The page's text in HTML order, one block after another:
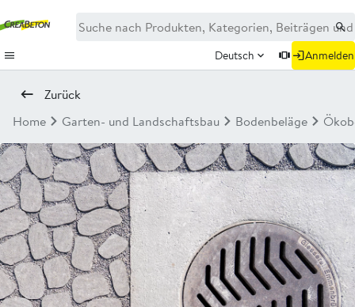
Deutsch Anmelden
Zurück
Home
Garten- und Landschaftsbau Bodenbeläge
Neu